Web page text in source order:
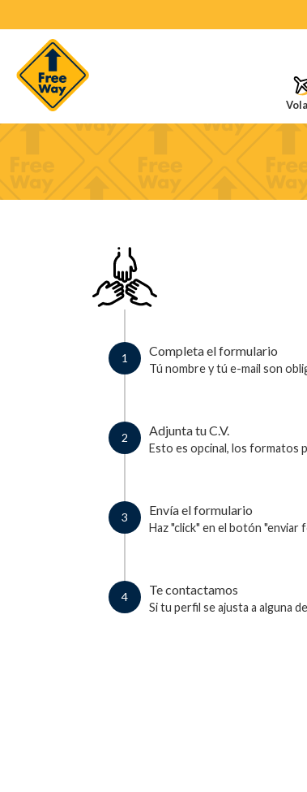
1 Completa el formulario
Tú nombre y tú e-mail son
2 Adjunta tu C.V.
Esto es opcinal, los formatos
3 Envía el formulario
Haz "click" en el botón "enviar
4 Te contactamos
Si tu perfil se ajusta a alguna